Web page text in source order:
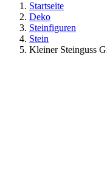
Startseite
Deko
Steinfiguren
Stein
Kleiner Steinguss